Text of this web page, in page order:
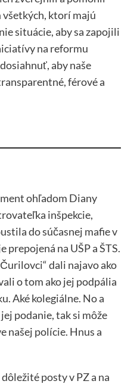
ktorí majú
situácie, aby sa zapojili
na reformu
aby naše
férové a
ohľadom Diany
inšpekcie,
do súčasnej mafie v
prepojená na UŠP a ŠTS.
dali najavo ako
o tom ako jej podpália
Aké kolegiálne. No a
podanie, tak si môže
našej polície. Hnus a
dôležité posty v PZ a na